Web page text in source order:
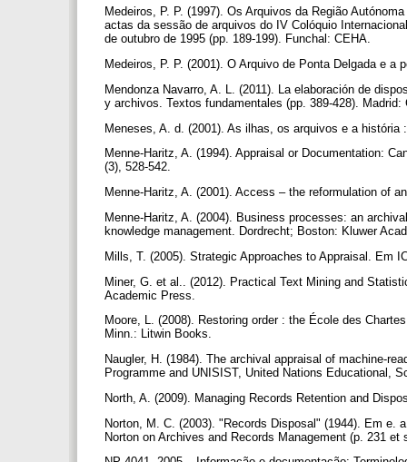
Medeiros, P. P. (1997). Os Arquivos da Região
actas da sessão de arquivos do IV Colóquio
de outubro de 1995 (pp. 189-199). Funchal: CEHA.
Medeiros, P. P. (2001). O Arquivo de Ponta Delgada e
Mendonza Navarro, A. L. (2011). La elaboración de
y archivos. Textos fundamentales (pp. 389-428).
Meneses, A. d. (2001). As ilhas, os arquivos e a
Menne-Haritz, A. (1994). Appraisal or Documentation:
(3), 528-542.
Menne-Haritz, A. (2001). Access – the reformulation of
Menne-Haritz, A. (2004). Business processes: an
knowledge management. Dordrecht; Boston: Kluwer
Mills, T. (2005). Strategic Approaches to Appraisal. Em
Miner, G. et al.. (2012). Practical Text Mining and
Academic Press.
Moore, L. (2008). Restoring order : the École des
Minn.: Litwin Books.
Naugler, H. (1984). The archival appraisal of machine-
Programme and UNISIST, United Nations Educational,
North, A. (2009). Managing Records Retention and
Norton, M. C. (2003). "Records Disposal" (1944). Em e.
Norton on Archives and Records Management (p. 231